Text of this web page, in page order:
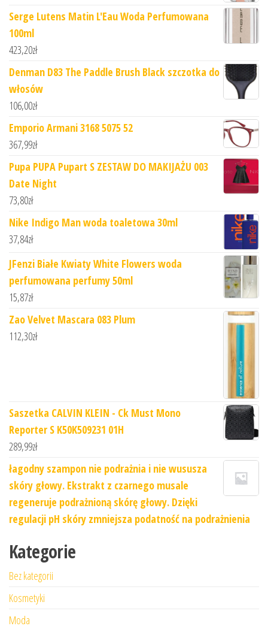
Serge Lutens Matin L'Eau Woda Perfumowana
100ml
423,20zł
Denman D83 The Paddle Brush Black szczotka do
włosów
106,00zł
Emporio Armani 3168 5075 52
367,99zł
Pupa PUPA Pupart S ZESTAW DO MAKIJAŻU 003
Date Night
73,80zł
Nike Indigo Man woda toaletowa 30ml
37,84zł
JFenzi Białe Kwiaty White Flowers woda
perfumowana perfumy 50ml
15,87zł
Zao Velvet Mascara 083 Plum
112,30zł
Saszetka CALVIN KLEIN - Ck Must Mono
Reporter S K50K509231 01H
289,99zł
łagodny szampon nie podrażnia i nie wususza
skóry głowy. Ekstrakt z czarnego musale
regeneruje podrażnioną skórę głowy. Dzięki
regulacji pH skóry zmniejsza podatność na podrażnienia
Kategorie
Bez kategorii
Kosmetyki
Moda